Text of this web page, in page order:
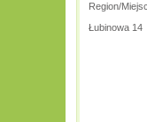
Region/
Łubinowa 14